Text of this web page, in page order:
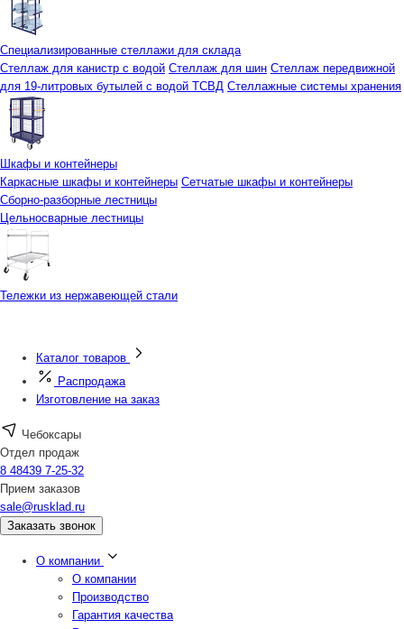
Специализированные стеллажи для склада
Стеллаж для канистр с водой Стеллаж для шин Стеллаж передвижной
для 19-литровых бутылей с водой ТСВД Стеллажные системы хранения
Шкафы и контейнеры
Каркасные шкафы и контейнеры Сетчатые шкафы и контейнеры
Сборно-разборные лестницы
Цельносварные лестницы
Тележки из нержавеющей стали
Каталог товаров
Распродажа
Изготовление на заказ
Чебоксары
Отдел продаж
8 48439 7-25-32
Прием заказов
sale@rusklad.ru
Заказать звонок
О компании
О компании
Производство
Гарантия качества